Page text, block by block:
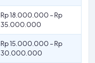
Rp 18.000.000 – Rp
35.000.000
Rp 15.000.000 – Rp
30.000.000